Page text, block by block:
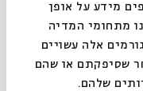
מידע על אופן
מתחומי המדיה
אלה עשויים
שסיפקתם או שהם
שלהם.